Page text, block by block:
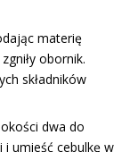
materię
obornik.
składników
dwa do
i umieść cebulkę w